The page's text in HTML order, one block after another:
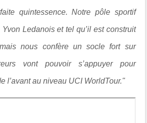
quintessence. Notre pôle sportif
Ledanois et tel qu’il est construit
nous confère un socle fort sur
vont pouvoir s’appuyer pour
l’avant au niveau UCI WorldTour."